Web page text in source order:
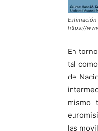
Estimación
https://
En
tal
de
mismo
las